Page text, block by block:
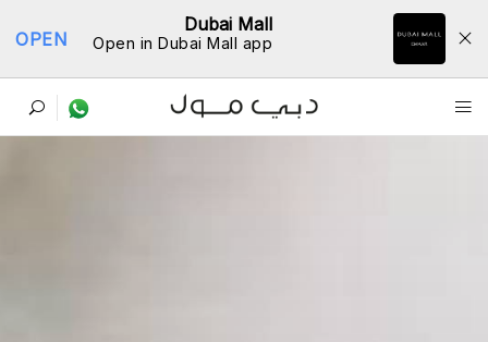
Dubai Mall
Open in Dubai Mall app
OPEN